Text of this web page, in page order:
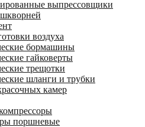
выпрессовщики
воздуха
бормашины
гайковерты
трещотки
шланги и трубки
камер
поршневые